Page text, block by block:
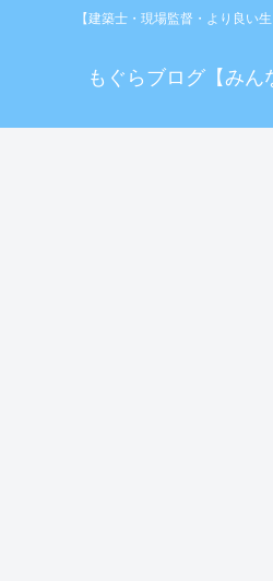
【建築士・現場監督・より良い
もぐらブログ【みん